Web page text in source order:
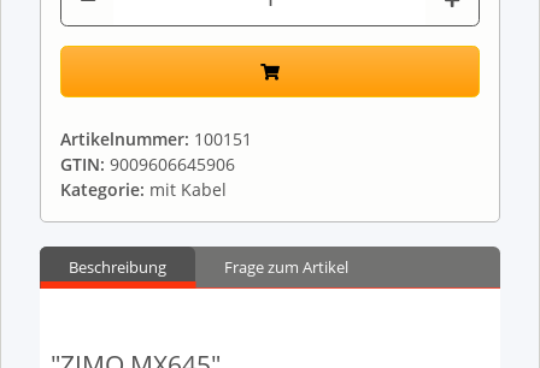
Artikelnummer: 100151
GTIN: 9009606645906
Kategorie: mit Kabel
Beschreibung Frage zum Artikel